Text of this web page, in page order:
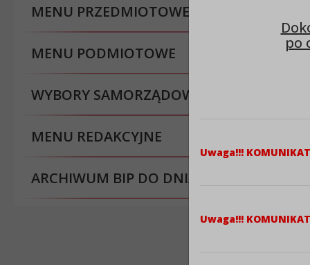
MENU PRZEDMIOTOWE
MENU PODMIOTOWE
WYBORY SAMORZĄDOWE
MENU REDAKCYJNE
ARCHIWUM BIP DO DNIA 30.08.2023 R.
po
Uwaga!!! KOMUNIKAT
Uwaga!!! KOMUNIKAT